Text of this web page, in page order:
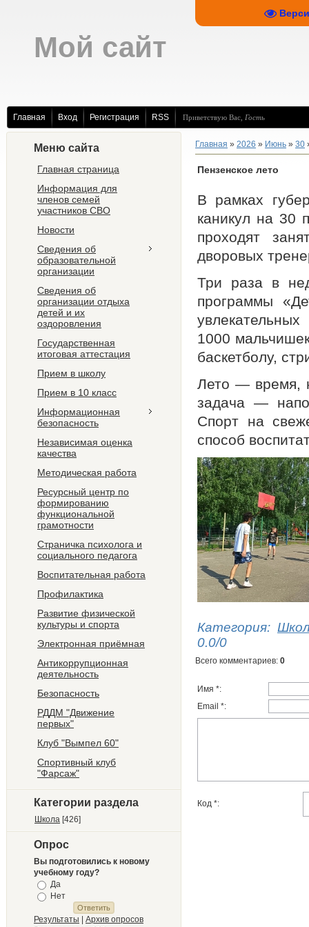
Мой сайт
Главная Вход Регистрация RSS Приветствую Вас Гость
Меню сайта
Главная страница
Информация для
членов семей
участников СВО
Новости
Сведения об
образовательной
организации
Сведения об
организации отдыха
детей и их
оздоровления
Государственная
итоговая аттестация
Прием в школу
Прием в 10 класс
Информационная
безопасность
Независимая оценка
качества
Методическая работа
Ресурсный центр по
формированию
функциональной
грамотности
Страничка психолога и
социального педагога
Воспитательная работа
Профилактика
Развитие физической
культуры и спорта
Электронная приёмная
Антикоррупционная
деятельность
Безопасность
РДДМ "Движение
первых"
Клуб "Вымпел 60"
Спортивный клуб
"Фарсаж"
Категории раздела
Школа [426]
Опрос
Вы подготовились к новому
учебному году?
Да
Нет
Результаты | Архив опросов
Главная » 2026 » Июнь » 30
Пензенское лето
В рамках
каникул на 30
проходят
дворовых
Три раза в
программы
1000
баскетболу,
Лето — время,
задача —
Спорт на
способ
Категория:
0.0/0
Всего комментариев: 0
Имя *:
Email *:
Код *: